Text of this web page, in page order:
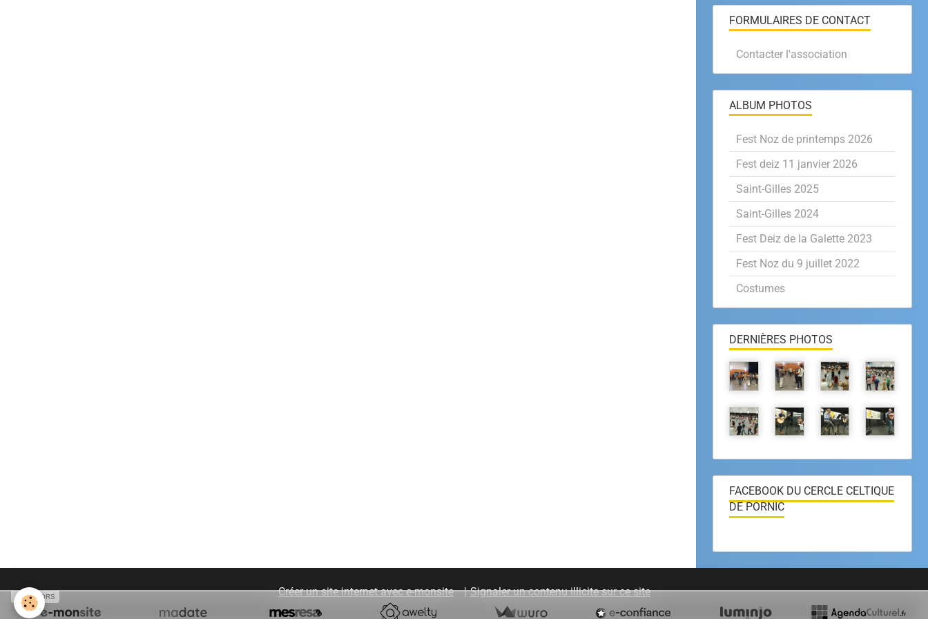
FORMULAIRES DE CONTACT
Contacter l'association
ALBUM PHOTOS
Fest Noz de printemps 2026
Fest deiz 11 janvier 2026
Saint-Gilles 2025
Saint-Gilles 2024
Fest Deiz de la Galette 2023
Fest Noz du 9 juillet 2022
Costumes
DERNIÈRES PHOTOS
FACEBOOK DU CERCLE CELTIQUE
DE PORNIC
Créer un site internet avec e-monsite Signaler un contenu illicite sur ce site
SPONSORS